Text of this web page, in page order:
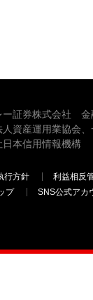
ー証券株式会社
資産運用業協会
本信用情報機構
行方針 利益相反
プ SNS公式アカ